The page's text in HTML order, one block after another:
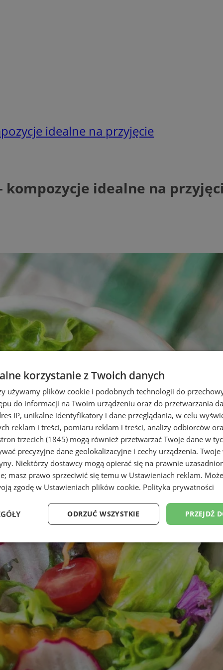
idealne na przyjęcie
kompozycje idealne na
korzystanie z Twoich danych
używamy plików cookie i podobnych technologii do
do informacji na Twoim urządzeniu oraz do przetwarzania
IP, unikalne identyfikatory i dane przeglądania, w celu
reklam i treści, pomiaru reklam i treści, analizy odbiorców
trzecich (1845) mogą również przetwarzać Twoje dane w
precyzyjne dane geolokalizacyjne i cechy urządzenia.
Niektórzy dostawcy mogą opierać się na prawnie
masz prawo sprzeciwić się temu w Ustawieniach reklam.
zgodę w Ustawieniach plików cookie. Polityka prywatności
PRZEJDŹ
ODRZUĆ WSZYSTKIE
Wydajność Targetowanie Funkcjonalność
Wydajność Targetowanie Funkcjonalność
umożliwiają korzystanie z podstawowych funkcji strony internetowej, takich jak
Bez niezbędnych plików cookie nie można prawidłowo korzystać ze strony
Okres
przechowywania
Opis